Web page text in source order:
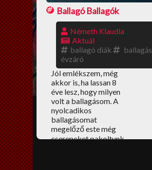
Ballagó Ballagók
Németh Klaudia
Aktuál
ballagó diák
ballagás
évzáró
Jól emlékszem, még
akkor is, ha lassan 8
éve lesz, hogy milyen
volt a ballagásom. A
nyolcadikos
ballagásomat
megelőző este még
cserepeket pakoltunk,